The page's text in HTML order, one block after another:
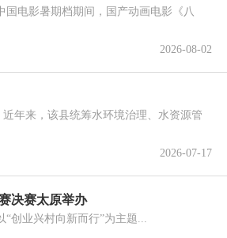
电影暑期档期间，国产动画电影《八
2026-08-02
年来，该县统筹水环境治理、水资源管
2026-07-17
决赛太原举办
创业兴村向新而行”为主题...